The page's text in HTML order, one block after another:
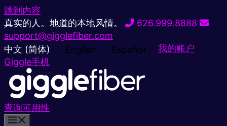
跳到内容
真实的人。地道的本地风情。
626.999.8888
support@gigglefiber.com
中文 (简体)
English Español
我的账户
Giggle手机
查询可用性